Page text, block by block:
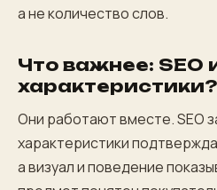
а не количество слов.
Что важнее: SEO
характеристики?
Они работают вместе. SEO
характеристики
а визуал и поведение